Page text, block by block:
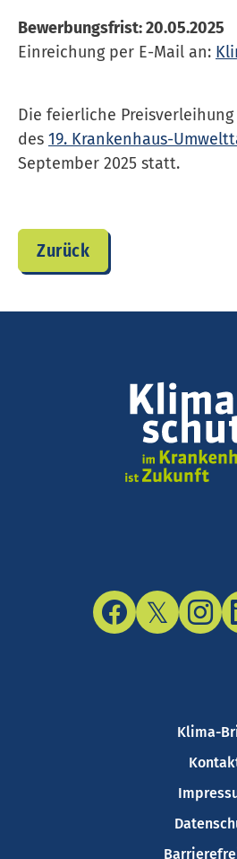
Bewerbungsfrist: 20.05.2025
Einreichung per E-Mail an:
Die feierliche
des 19. Krank­en­haus-
September 2025 statt.
Zurück
FacebookTwitter/X
Klima-